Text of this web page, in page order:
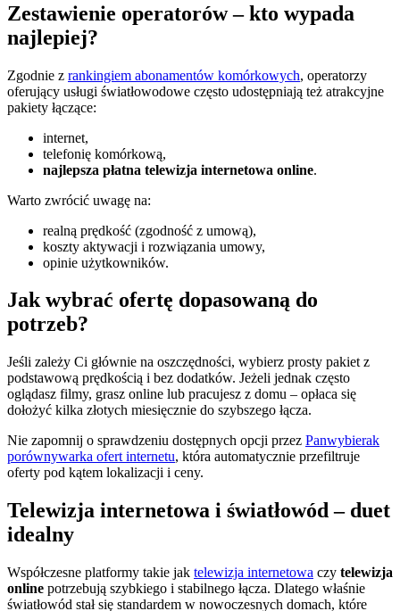
Zestawienie operatorów – kto wypada
najlepiej?
Zgodnie z rankingiem abonamentów komórkowych, operatorzy
oferujący usługi światłowodowe często udostępniają też atrakcyjne
pakiety łączące:
internet,
telefonię komórkową,
najlepsza płatna telewizja internetowa online.
Warto zwrócić uwagę na:
realną prędkość (zgodność z umową),
koszty aktywacji i rozwiązania umowy,
opinie użytkowników.
Jak wybrać ofertę dopasowaną do
potrzeb?
Jeśli zależy Ci głównie na oszczędności, wybierz prosty pakiet z
podstawową prędkością i bez dodatków. Jeżeli jednak często
oglądasz filmy, grasz online lub pracujesz z domu – opłaca się
dołożyć kilka złotych miesięcznie do szybszego łącza.
Nie zapomnij o sprawdzeniu dostępnych opcji przez Panwybierak
porównywarka ofert internetu, która automatycznie przefiltruje
oferty pod kątem lokalizacji i ceny.
Telewizja internetowa i światłowód – duet
idealny
Współczesne platformy takie jak telewizja internetowa czy telewizja
online potrzebują szybkiego i stabilnego łącza. Dlatego właśnie
światłowód stał się standardem w nowoczesnych domach, które